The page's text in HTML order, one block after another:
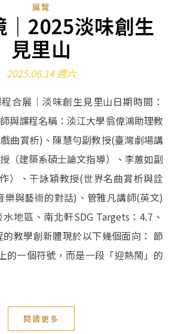
展覽
｜2025淡味創生
見里山
2025.06.14 週六
與課程名稱：淡江大學翁偉鴻助理教
曲賞析)、陳慧勻副教授(臺灣劇場講
（建築系碩士論文指導）、李蕙如副
）、干詠穎教授(世界名曲賞析與詮
樂與藝術的對話)、管雅凡講師(英文)
地區、南北軒SDG Targets：4.7、
的教學創新體現於以下幾個面向： 節
的一個符號，而是一段「迎熱鬧」的
閱讀更多